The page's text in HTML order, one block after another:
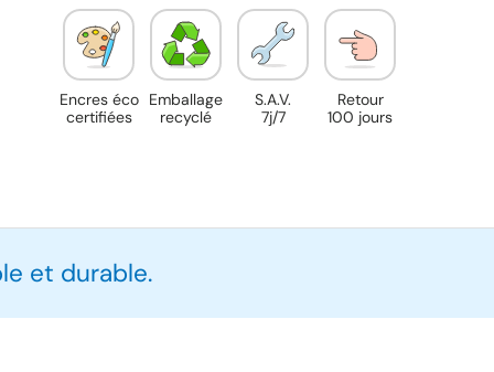
Encres éco
certifiées
Emballage
recyclé
S.A.V.
7j/7
Retour
100 jours
et durable.